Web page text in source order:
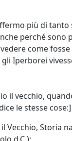
più di tanto
perché sono
come
Iperborei
il vecchio,
le stesse cose:]
Vecchio, Storia